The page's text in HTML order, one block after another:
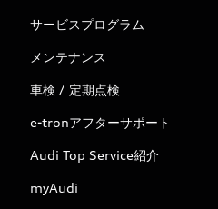
サービスプログラム
メンテナンス
車検 / 定期点検
e-tronアフターサポート
Audi Top Service紹介
myAudi